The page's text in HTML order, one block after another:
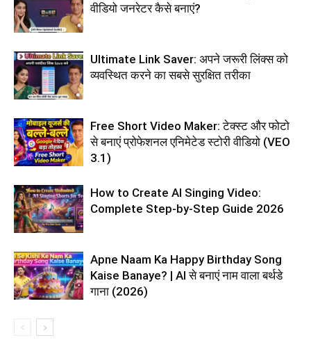
वीडियो जनरेटर कैसे बनाएं?
Ultimate Link Saver: अपने जरूरी लिंक्स को
व्यवस्थित करने का सबसे सुरक्षित तरीका
Free Short Video Maker: टेक्स्ट और फोटो
से बनाएं प्रोफेशनल एनिमेटेड स्टोरी वीडियो (VEO
3.1)
How to Create AI Singing Video:
Complete Step-by-Step Guide 2026
Apne Naam Ka Happy Birthday Song
Kaise Banaye? | AI से बनाएं नाम वाला बर्थडे
गाना (2026)